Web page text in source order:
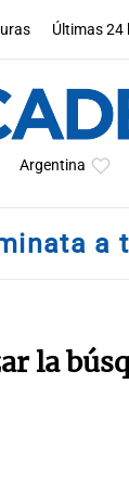
Últimas 24
Argentina
a
la